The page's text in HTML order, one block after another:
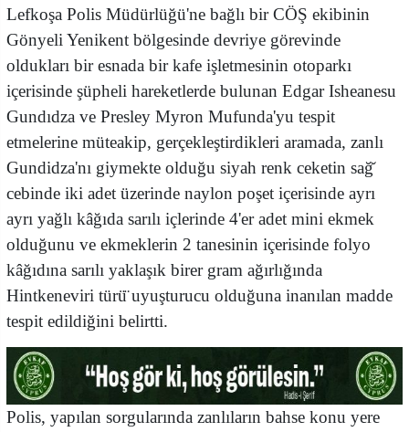
Lefkoşa Polis Müdürlüğü'ne bağlı bir CÖŞ ekibinin
Gönyeli Yenikent bölgesinde devriye görevinde
oldukları bir esnada bir kafe işletmesinin otoparkı
içerisinde şüpheli hareketlerde bulunan Edgar Isheanesu
Gundıdza ve Presley Myron Mufunda'yu tespit
etmelerine müteakip, gerçekleştirdikleri aramada, zanlı
Gundidza'nı giymekte olduğu siyah renk ceketin sağ̆
cebinde iki adet üzerinde naylon poşet içerisinde ayrı
ayrı yağlı kâğıda sarılı içlerinde 4'er adet mini ekmek
olduğunu ve ekmeklerin 2 tanesinin içerisinde folyo
kâğıdına sarılı yaklaşık birer gram ağırlığında
Hintkeneviri türü̈ uyuşturucu olduğuna inanılan madde
tespit edildiğini belirtti.
Polis, yapılan sorgularında zanlıların bahse konu yere